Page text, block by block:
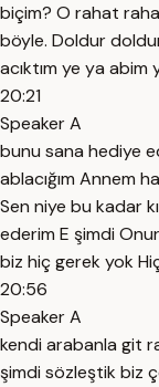
biçim? O rahat
böyle. Doldur
acıktım ye ya abim
20:21
Speaker A
bunu sana hediye
ablacığım Annem
Sen niye bu kadar
ederim E şimdi
biz hiç gerek yok
20:56
Speaker A
kendi arabanla git
şimdi sözleştik biz